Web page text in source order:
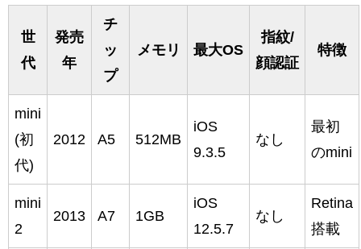
世
代
発売
年
チ
ッ
プ
メモリ 最大OS
指紋/
顔認証
特徴
mini
(初
代)
2012 A5 512MB
iOS
9.3.5
なし
最初
のmini
mini
2
2013 A7 1GB
iOS
12.5.7
なし
Retina
搭載